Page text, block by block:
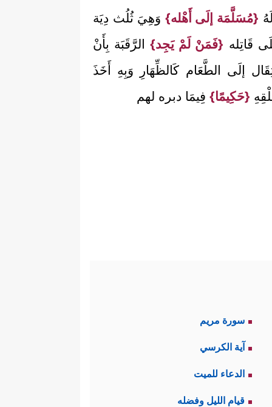
{مُسَلَّمَة إلَى أَهْله} وَهِيَ ثُلُث دِيَة
قَاتِله {فَمَنْ لَمْ يَجِد}الرَّقَبَة بِأَنْ
إلَى الطَّعَام كَالظِّهَارِ وَبِهِ أَخَذَ
{حَكِيمًا} فِيمَا دبره لهم
سورة مريم
آية الكرسي
الدعاء للميت
قيام الليل وفضله